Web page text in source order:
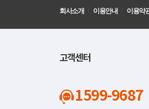
회사소개 이용안내 이용약
고객센터
1599-9687